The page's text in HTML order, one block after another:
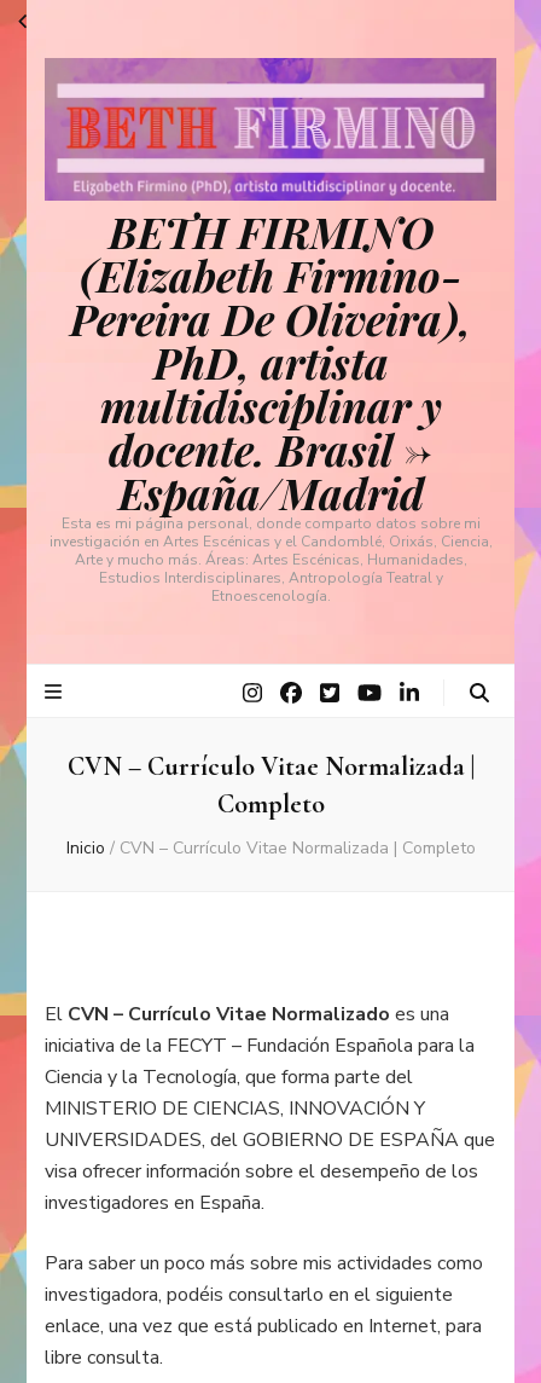
BETH FIRMINO
(Elizabeth Firmino-
Pereira De Oliveira),
PhD, artista
multidisciplinar y
docente. Brasil ->
España/Madrid
Esta es mi página personal, donde comparto datos sobre mi
investigación en Artes Escénicas y el Candomblé, Orixás, Ciencia,
Arte y mucho más. Áreas: Artes Escénicas, Humanidades,
Estudios Interdisciplinares, Antropología Teatral y
Etnoescenología.
CVN – Currículo Vitae Normalizada |
Completo
Inicio / CVN – Currículo Vitae Normalizada | Completo
El CVN – Currículo Vitae Normalizado es una
iniciativa de la FECYT – Fundación Española para la
Ciencia y la Tecnología, que forma parte del
MINISTERIO DE CIENCIAS, INNOVACIÓN Y
UNIVERSIDADES, del GOBIERNO DE ESPAÑA que
visa ofrecer información sobre el desempeño de los
investigadores en España.
Para saber un poco más sobre mis actividades como
investigadora, podéis consultarlo en el siguiente
enlace, una vez que está publicado en Internet, para
libre consulta.